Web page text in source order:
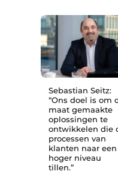
Sebastian Seitz:
“Ons doel is om
maat gemaakte
oplossingen te
ontwikkelen die
processen van
klanten naar een
hoger niveau
tillen.”